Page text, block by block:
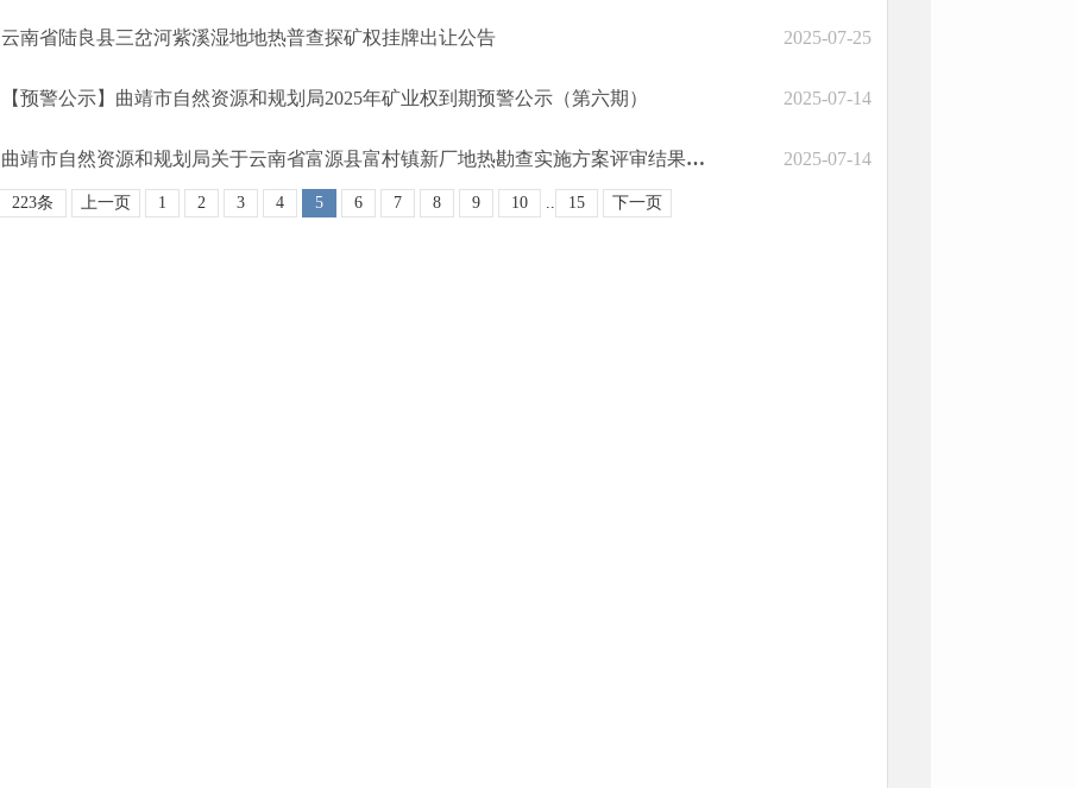
云南省陆良县三岔河紫溪湿地地热普查探矿权挂牌出让公告 2025-07-25
【预警公示】曲靖市自然资源和规划局2025年矿业权到期预警公示（第六期） 2025-07-14
曲靖市自然资源和规划局关于云南省富源县富村镇新厂地热勘查实施方案评审结果的公告 2025-07-14
223条 上一页 1 2 3 4 5 6 7 8 9 10 .. 15 下一页